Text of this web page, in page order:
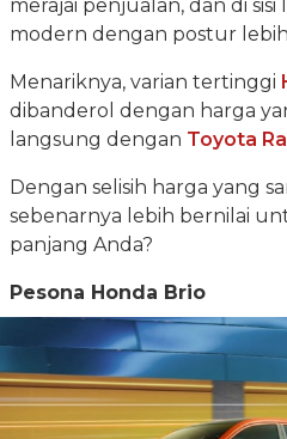
merajai penjualan, dan di sisi
modern dengan postur
Menariknya, varian tertinggi
dibanderol dengan harga
langsung dengan Toyota
Dengan selisih harga yang
sebenarnya lebih bernilai
panjang Anda?
Pesona Honda Brio